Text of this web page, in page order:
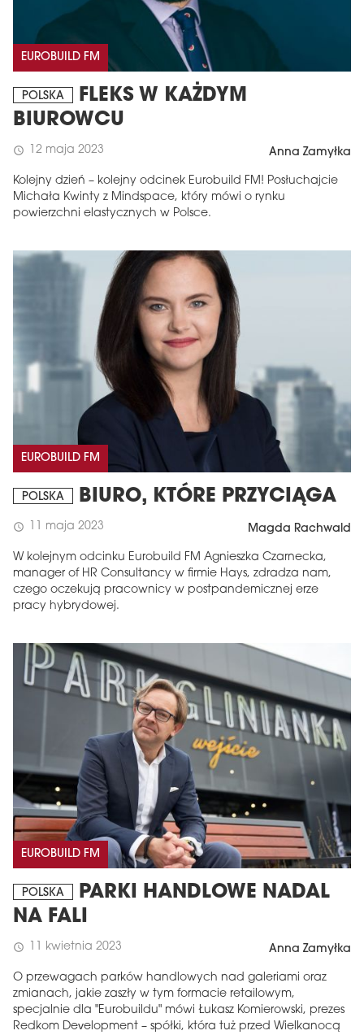
EUROBUILD FM
POLSKA
FLEKS W KAŻDYM
BIUROWCU
schedule 12 maja 2023 Anna Zamyłka
Kolejny dzień – kolejny odcinek Eurobuild FM! Posłuchajcie
Michała Kwinty z Mindspace, który mówi o rynku
powierzchni elastycznych w Polsce.
EUROBUILD FM
POLSKA BIURO, KTÓRE PRZYCIĄGA
schedule 11 maja 2023 Magda Rachwald
W kolejnym odcinku Eurobuild FM Agnieszka Czarnecka,
manager of HR Consultancy w firmie Hays, zdradza nam,
czego oczekują pracownicy w postpandemicznej erze
pracy hybrydowej.
EUROBUILD FM
POLSKA
PARKI HANDLOWE NADAL
NA FALI
schedule 11 kwietnia 2023 Anna Zamyłka
O przewagach parków handlowych nad galeriami oraz
zmianach, jakie zaszły w tym formacie retailowym,
specjalnie dla "Eurobuildu" mówi Łukasz Komierowski, prezes
Redkom Development – spółki, która tuż przed Wielkanocą